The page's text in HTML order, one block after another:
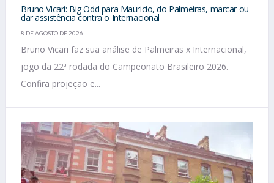
Bruno Vicari: Big Odd para Mauricio, do Palmeiras, marcar ou
dar assistência contra o Internacional
8 DE AGOSTO DE 2026
Bruno Vicari faz sua análise de Palmeiras x Internacional,
jogo da 22ª rodada do Campeonato Brasileiro 2026.
Confira projeção e...